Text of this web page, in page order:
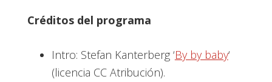
Créditos del programa
Intro: Stefan Kanterberg ‘By by baby‘
(licencia CC Atribución).